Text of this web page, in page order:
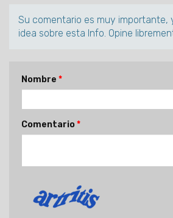
Su comentario es muy importante,
idea sobre esta Info. Opine
Nombre
Comentario